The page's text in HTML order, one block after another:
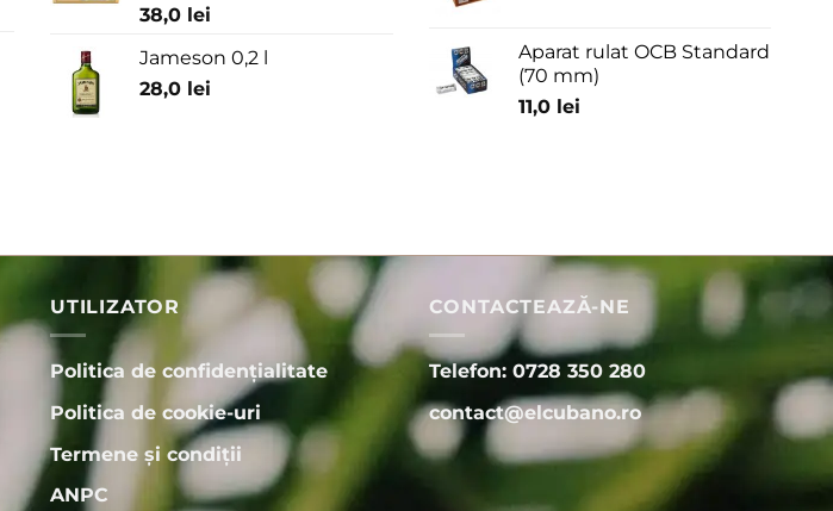
38,0 lei
Jameson 0,2 l
28,0 lei
Aparat rulat OCB Standard
(70 mm)
11,0 lei
UTILIZATOR
Politica de confidențialitate
Politica de cookie-uri
Termene și condiții
ANPC
CONTACTEAZĂ-NE
Telefon: 0728 350 280
contact@elcubano.ro